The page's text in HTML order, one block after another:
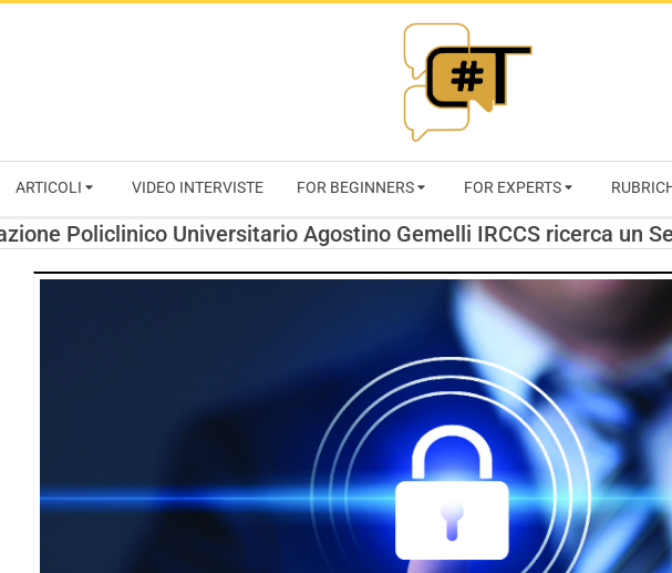
RIVISTA
TRENDS
ARTICOLI VIDEO INTERVISTE FOR BEGINNERS FOR EXPERTS
Policlinico Universitario Agostino Gemelli IRCCS ricerca un